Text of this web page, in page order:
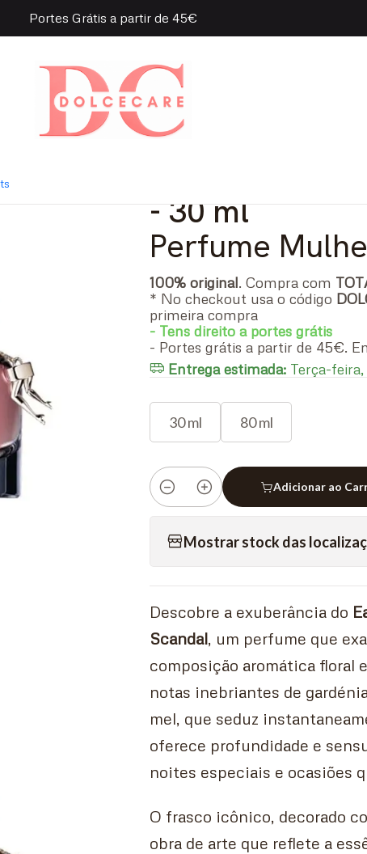
Portes Grátis a partir de 45€
for Woman Eau de Parfum
|
Jean Paul
- 30 ml
Perfume
100% original. Compra com
* No checkout usa o código
primeira compra
- Tens direito a portes grátis
- Portes grátis a partir de 45€.
Entrega estimada: Terça-
30 ml 80 ml
Quantidade
Adicionar ao
Mostrar stock das
Descobre a exuberância do
Scandal , um perfume que
composição aromática floral
notas inebriantes de
mel, que seduz
oferece profundidade e
noites especiais e ocasiões
O frasco icônico, decorado
obra de arte que reflete a